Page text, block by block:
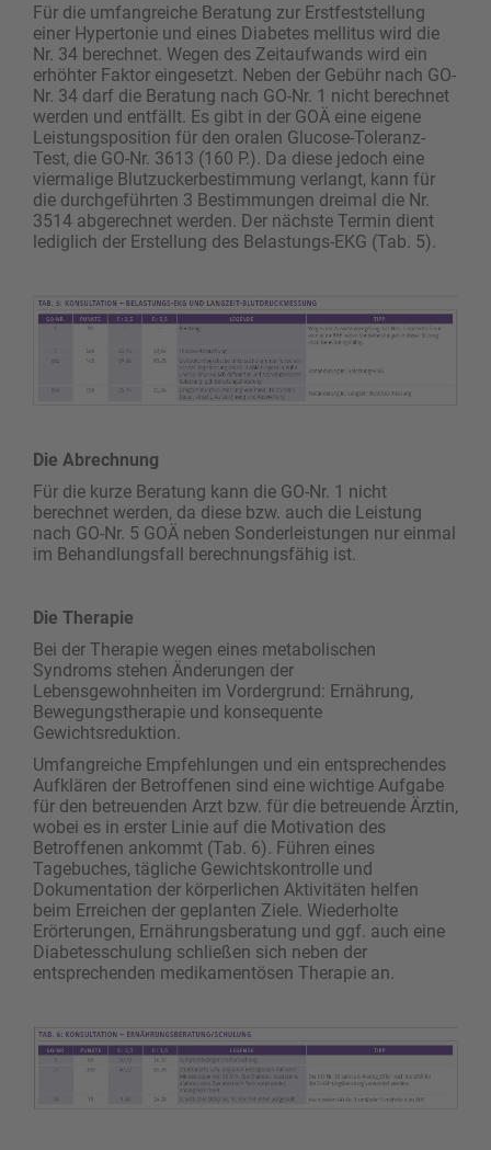
Für die umfangreiche Beratung zur Erstfeststellung
einer Hypertonie und eines Diabetes mellitus wird die
Nr. 34 berechnet. Wegen des Zeitaufwands wird ein
erhöhter Faktor eingesetzt. Neben der Gebühr nach GO-
Nr. 34 darf die Beratung nach GO-Nr. 1 nicht berechnet
werden und entfällt. Es gibt in der GOÄ eine eigene
Leistungsposition für den oralen Glucose-Toleranz-
Test, die GO-Nr. 3613 (160 P.). Da diese jedoch eine
viermalige Blutzuckerbestimmung verlangt, kann für
die durchgeführten 3 Bestimmungen dreimal die Nr.
3514 abgerechnet werden. Der nächste Termin dient
lediglich der Erstellung des Belastungs-EKG (Tab. 5).
Die Abrechnung
Für die kurze Beratung kann die GO-Nr. 1 nicht
berechnet werden, da diese bzw. auch die Leistung
nach GO-Nr. 5 GOÄ neben Sonderleistungen nur einmal
im Behandlungsfall berechnungsfähig ist.
Die Therapie
Bei der Therapie wegen eines metabolischen
Syndroms ­stehen Änderungen der
Lebensgewohnheiten im Vordergrund: Ernährung,
Bewegungstherapie und konsequente
Gewichtsreduktion.
Umfangreiche Empfehlungen und ein entsprechendes
Aufklären der Betroffenen sind eine wichtige Aufgabe
für den betreuenden Arzt bzw. für die ­betreuende Ärztin,
wobei es in erster Linie auf die ­Motivation des
Betroffenen ankommt (Tab. 6). Führen eines
Tagebuches,­ tägliche Gewichts­kontrolle und
Dokumentation der körperlichen Aktivitäten helfen
beim Erreichen der geplanten Ziele. Wiederholte
Erörterungen, Ernährungs­beratung und ggf. auch eine
Diabetesschulung schließen sich neben der
entsprechenden medikamentösen Therapie an.